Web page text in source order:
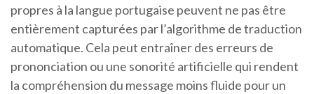
propres à la langue portugaise peuvent ne pas être
entièrement capturées par l’algorithme de traduction
automatique. Cela peut entraîner des erreurs de
prononciation ou une sonorité artificielle qui rendent
la compréhension du message moins fluide pour un